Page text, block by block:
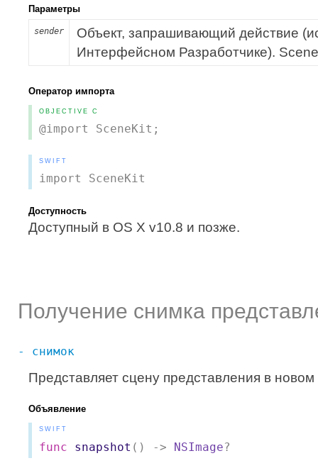
Параметры
sender
Объект, запрашивающий действие
Интерфейсном Разработчике).
Оператор импорта
OBJECTIVE C
@import SceneKit;
SWIFT
import SceneKit
Доступность
Доступный в OS X v10.8 и позже.
Получение снимка
- снимок
Представляет сцену представления в
Объявление
SWIFT
func snapshot () -> NSImage?